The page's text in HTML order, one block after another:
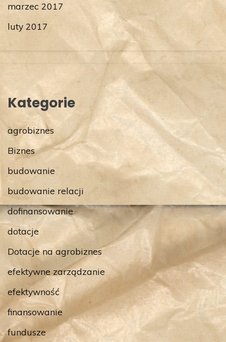
marzec 2017
luty 2017
Kategorie
agrobiznes
Biznes
budowanie
budowanie relacji
dofinansowanie
dotacje
Dotacje na agrobiznes
efektywne zarządzanie
efektywność
finansowanie
fundusze